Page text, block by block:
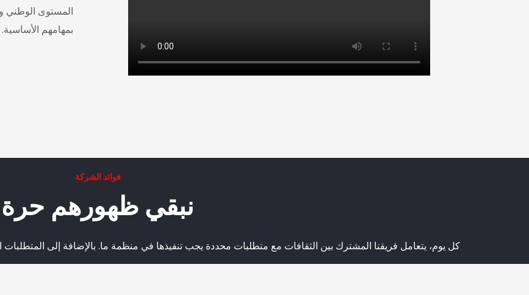
المستوى الوطني
بمهامهم الأساسية.
فوائد الشركة
نبقي ظهورهم حرة
كل يوم، يتعامل فريقنا المشترك بين الثقافات مع متطلبات محددة يجب تنفيذها في منظمة ما. بالإضافة إلى المتطلبات